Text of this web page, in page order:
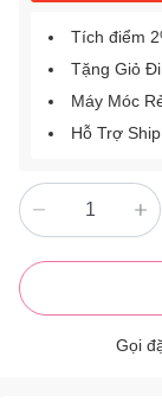
Tích điểm
Tặng Giỏ
Máy Móc
Hỗ Trợ
Gọi